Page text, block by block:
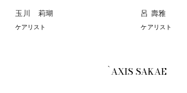
玉川 莉瑚
ケアリスト
呂 壽雅
ケアリスト
`AXIS SAKAE